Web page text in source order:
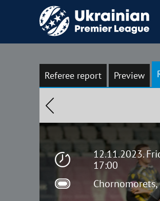
Zorya
Polissya
Referee report Preview
12.11.2023.
17:00
Chornomorets,